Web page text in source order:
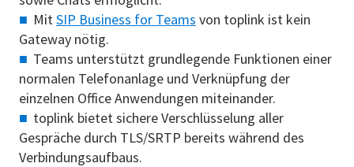
MitSIP Business for Teams von toplink ist kein
Gateway nötig.
Teams unterstützt grundlegende Funktionen einer
normalen Telefonanlage und Verknüpfung der
einzelnen Office Anwendungen miteinander.
toplink bietet sichere Verschlüsselung aller
Gespräche durch TLS/SRTP bereits während des
Verbindungsaufbaus.